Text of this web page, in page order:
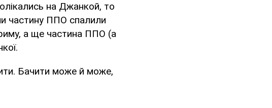
на Джанкой, то
частину ППО спалили
а ще частина ППО (а
Бачити може й може,